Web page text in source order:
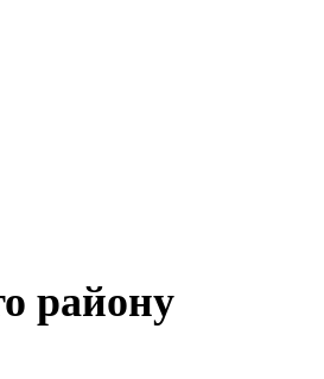
району